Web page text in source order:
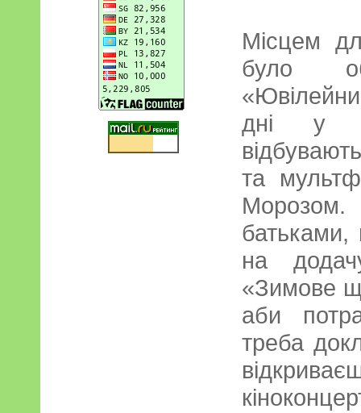
Місцем
було
дні у
та
батьками,
на
«Зимове
аби
треба